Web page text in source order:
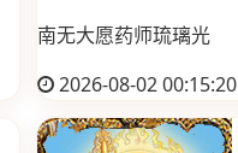
南无大愿药师琉璃光
2026-08-02 00:15:20